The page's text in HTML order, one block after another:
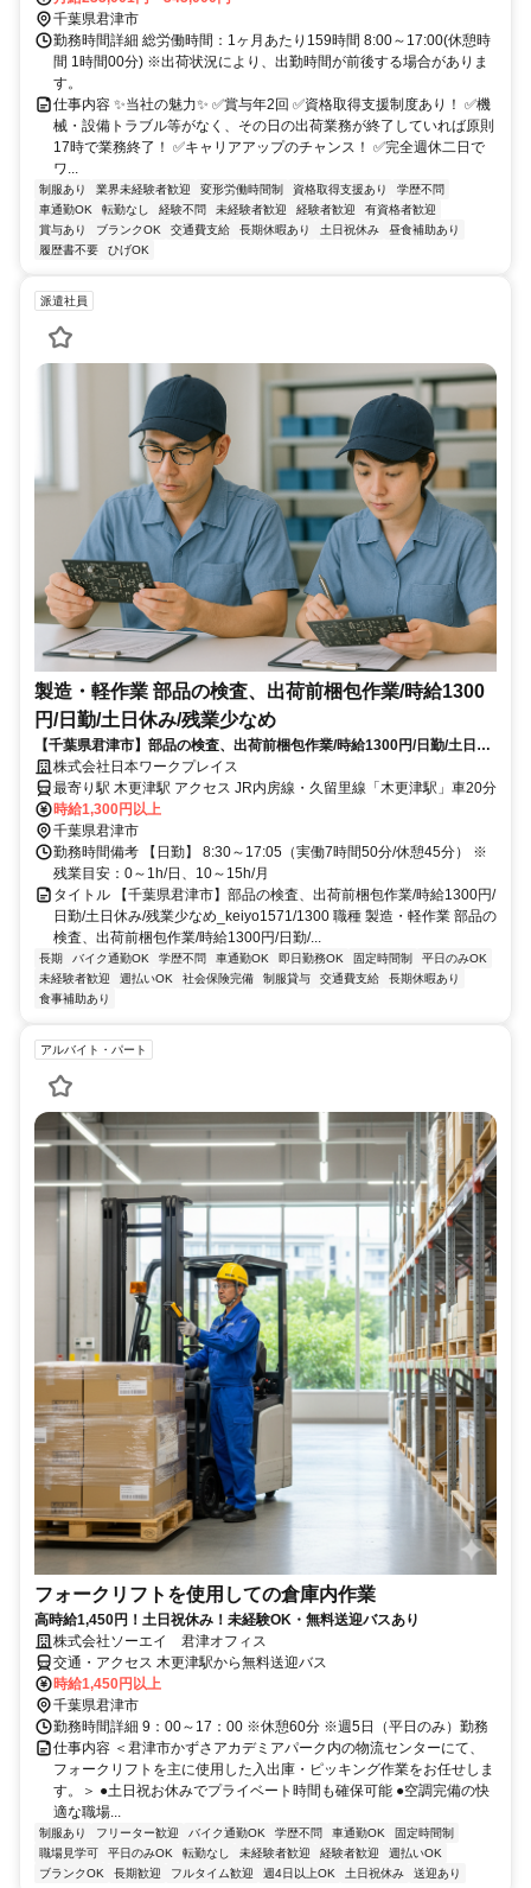
千葉県君津市
勤務時間詳細 総労働時間：1ヶ月あたり159時間 8:00～17:00(休憩時
間 1時間00分) ※出荷状況により、出勤時間が前後する場合がありま
す。
仕事内容 ✨当社の魅力✨ ✅賞与年2回 ✅資格取得支援制度あり！ ✅機
械・設備トラブル等がなく、その日の出荷業務が終了していれば原則
17時で業務終了！ ✅キャリアアップのチャンス！ ✅完全週休二日で
ワ...
制服あり 業界未経験者歓迎 変形労働時間制 資格取得支援あり
学歴不問
車通勤OK
転勤なし 経験不問 未経験者歓迎 経験者歓迎
有資格者歓迎
賞与あり
ブランクOK 交通費支給 長期休暇あり 土日祝休み
昼食補助あり
履歴書不要
ひげOK
派遣社員
製造・軽作業 部品の検査、出荷前梱包作業/時給1300
円/日勤/土日休み/残業少なめ
【千葉県君津市】部品の検査、出荷前梱包作業/時給1300円/日勤/土日休
み/残業少なめ_keiyo1571/1300
株式会社日本ワークプレイス
最寄り駅 木更津駅 アクセス JR内房線・久留里線「木更津駅」車20分
時給1,300円以上
千葉県君津市
勤務時間備考 【日勤】 8:30～17:05（実働7時間50分/休憩45分） ※
残業目安：0～1h/日、10～15h/月
タイトル 【千葉県君津市】部品の検査、出荷前梱包作業/時給1300円/
日勤/土日休み/残業少なめ_keiyo1571/1300 職種 製造・軽作業 部品の
検査、出荷前梱包作業/時給1300円/日勤/...
長期 バイク通勤OK 学歴不問 車通勤OK 即日勤務OK 固定時間制
平日のみOK
未経験者歓迎
週払いOK 社会保険完備 制服貸与 交通費支給
長期休暇あり
食事補助あり
アルバイト・パート
フォークリフトを使用しての倉庫内作業
高時給1,450円！土日祝休み！未経験OK・無料送迎バスあり
株式会社ソーエイ 君津オフィス
交通・アクセス 木更津駅から無料送迎バス
時給1,450円以上
千葉県君津市
勤務時間詳細 9：00～17：00 ※休憩60分 ※週5日（平日のみ）勤務
仕事内容 ＜君津市かずさアカデミアパーク内の物流センターにて、
フォークリフトを主に使用した入出庫・ピッキング作業をお任せしま
す。＞ ●土日祝お休みでプライベート時間も確保可能 ●空調完備の快
適な職場...
制服あり フリーター歓迎 バイク通勤OK 学歴不問 車通勤OK
固定時間制
職場見学可
平日のみOK 転勤なし 未経験者歓迎 経験者歓迎
週払いOK
ブランクOK
長期歓迎 フルタイム歓迎 週4日以上OK 土日祝休み 送迎あり